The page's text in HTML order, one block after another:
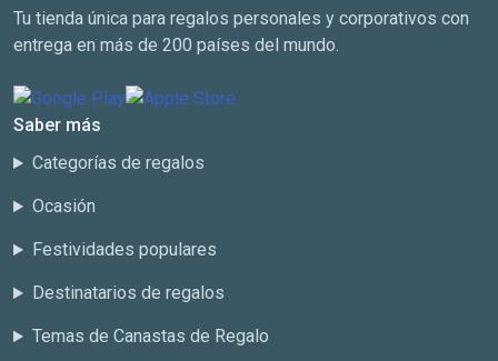
Tu tienda única para regalos personales y corporativos con
entrega en más de 200 países del mundo.
Saber más
Categorías de regalos
Ocasión
Festividades populares
Destinatarios de regalos
Temas de Canastas de Regalo